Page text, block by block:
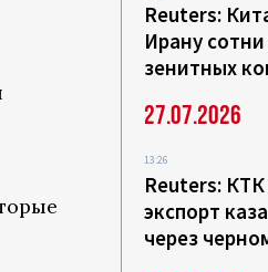
Reuters:
Ирану
зенитных
27.07.2026
13:26
Reuters:
экспорт
через